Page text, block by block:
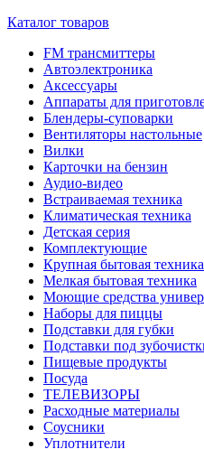
Каталог товаров
FM трансмиттеры
Автоэлектроника
Аксессуары
Аппараты для
Блендеры-суповарки
Вентиляторы настольные
Вилки
Карточки на бензин
Аудио-видео
Встраиваемая техника
Климатическая техника
Детская серия
Комплектующие
Крупная бытовая техника
Мелкая бытовая техника
Моющие средства
Наборы для пиццы
Подставки для губки
Подставки под
Пищевые продукты
Посуда
ТЕЛЕВИЗОРЫ
Расходные материалы
Соусники
Уплотнители